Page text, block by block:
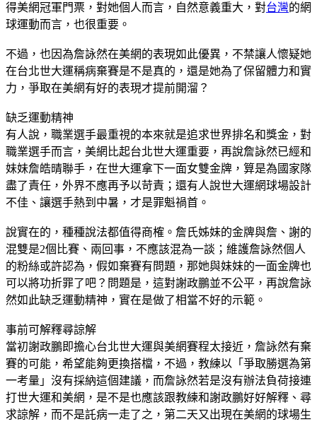
得美網冠軍門票，對她個人而言，自然意義重大，對台灣的網
球運動而言，也很重要。
不過，也因為詹詠然在美網的表現如此優異，不禁讓人懷疑她
在台北世大運稱病棄賽是不是真的，還是她為了保留體力和實
力，爭取在美網有好的表現才提前開溜？
缺乏運動精神
有人說，職業選手最重視的本來就是追求世界排名和獎金，對
職業選手而言，美網比起台北世大運重要，再說詹詠然已經和
妹妹詹皓晴聯手，在世大運拿下一面女雙金牌，算是為國家隊
盡了責任，外界不應再予以苛責；還有人說世大運網球場設計
不佳、讓選手熱到中暑，才是罪魁禍首。
說實在的，種種說法都值得商榷。詹氏姊妹的金牌與詹、謝的
混雙是2個比賽、兩回事，不應該混為一談；維護詹詠然個人
的粉絲或許認為，假如棄賽有問題，那她與妹妹的一面金牌也
可以將功折罪了吧？問題是，這對謝政鵬並不公平，再說詹詠
然如此缺乏運動精神，實在是做了相當不好的示範。
事前可解釋尋諒解
當初謝政鵬即擔心台北世大運與美網賽程太接近，詹詠然有棄
賽的可能，希望能夠更換搭檔，不過，教練以「爭取勝選為第
一考量」沒有採納這個建議，而詹詠然若是沒有辦法負荷接連
打世大運和美網，是不是也應該跟教練和謝政鵬好好解釋、尋
求諒解，而不是託病一走了之，第二天又出現在美網的球場生